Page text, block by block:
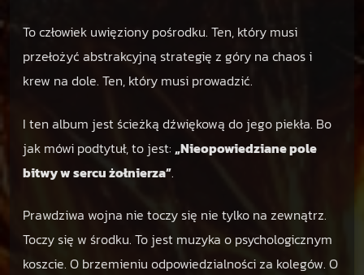
To człowiek uwięziony pośrodku. Ten, który musi
przełożyć abstrakcyjną strategię z góry na chaos i
krew na dole. Ten, który musi prowadzić.
I ten album jest ścieżką dźwiękową do jego piekła. Bo
jak mówi podtytuł, to jest: „Nieopowiedziane pole
bitwy w sercu żołnierza”.
Prawdziwa wojna nie toczy się nie tylko na zewnątrz.
Toczy się w środku. To jest muzyka o psychologicznym
koszcie. O brzemieniu odpowiedzialności za kolegów. O